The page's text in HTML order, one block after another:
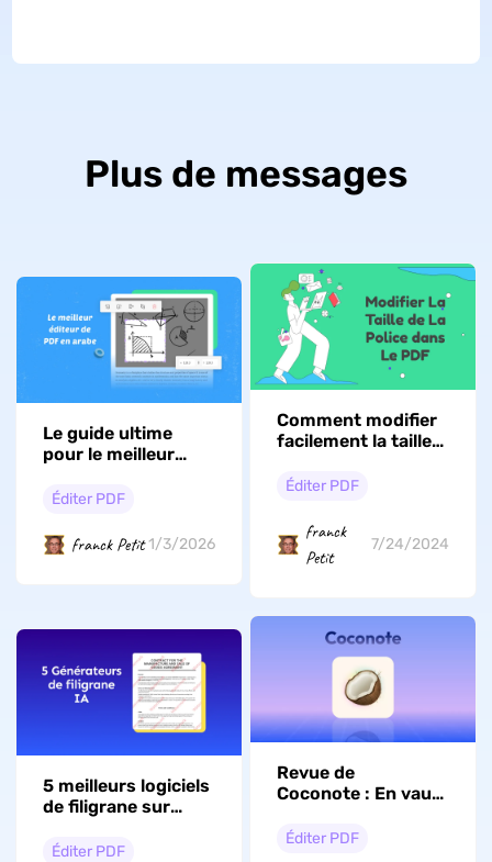
Plus de messages
Le guide ultime
pour le meilleur
arabe en 2026
Éditer PDF
franck Petit 1/3/2026
Comment modifier
facilement la taille
fichiers PDF
Éditer PDF
franck
Petit
7/24/2024
5 meilleurs logiciels
de filigrane sur
Éditer PDF
Revue de
Coconote : En vaut-
Éditer PDF